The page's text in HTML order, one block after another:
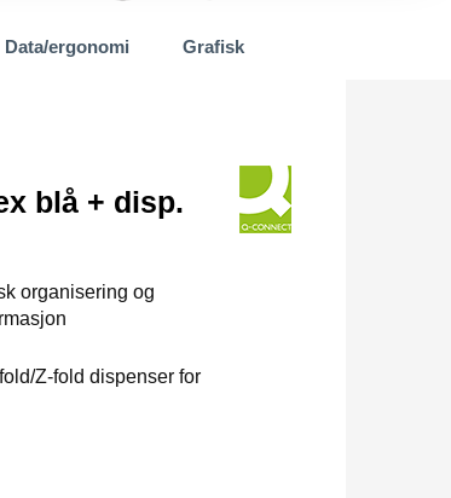
Data/ergonomi Grafisk
blå + disp.
organisering og
Z-fold dispenser for